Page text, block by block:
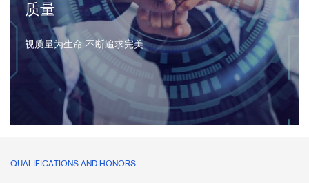
宗旨
以人为本 客户为先 发展企业 贡献社会
QUALIFICATIONS AND HONORS